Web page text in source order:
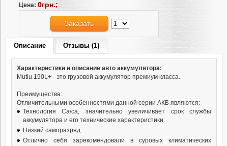
Цена: 0грн.;
Заказать
Описание Отзывы (1)
Характеристики и описание авто аккумулятора:
Mutlu 190L+ - это грузовой аккумулятор премиум класса.
Преимущества:
Отличительными особенностями данной серии АКБ являются:
Технология Ca/ca, значительно увеличивает срок службы
аккумулятора и его технические характеристики. .
Низкий саморазряд.
Отлично себя зарекомендовали в суровых климатических